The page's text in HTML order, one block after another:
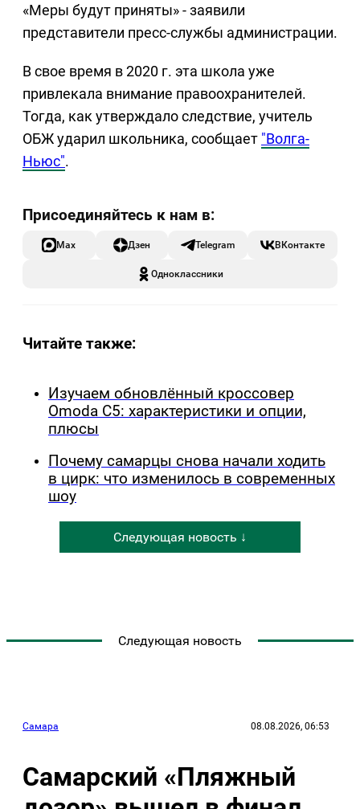
«Меры будут приняты» - заявили
представители пресс-службы администрации.
В свое время в 2020 г. эта школа уже
привлекала внимание правоохранителей.
Тогда, как утверждало следствие, учитель
ОБЖ ударил школьника, сообщает "Волга-
Ньюс".
Max Дзен Telegram ВКонтакте
Одноклассники
Читайте также:
Изучаем обновлённый кроссовер
Omoda C5: характеристики и опции,
плюсы
Почему самарцы снова начали ходить
в цирк: что изменилось в современных
шоу
Следующая новость ↓
Следующая новость
Самара 08.08.2026, 06:53
Самарский «Пляжный